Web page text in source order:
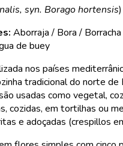
syn. Borago hortensis)
Aborraja / Bora /
de buey
nos países
tradicional do norte de
usadas como vegetal,
cozidas, em tortilhas ou
e adoçadas (crespillos